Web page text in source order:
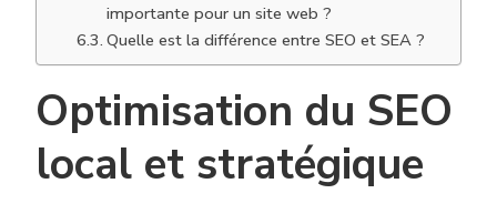
importante pour un site web ?
Quelle est la différence entre SEO et SEA ?
Optimisation du SEO
local et stratégique